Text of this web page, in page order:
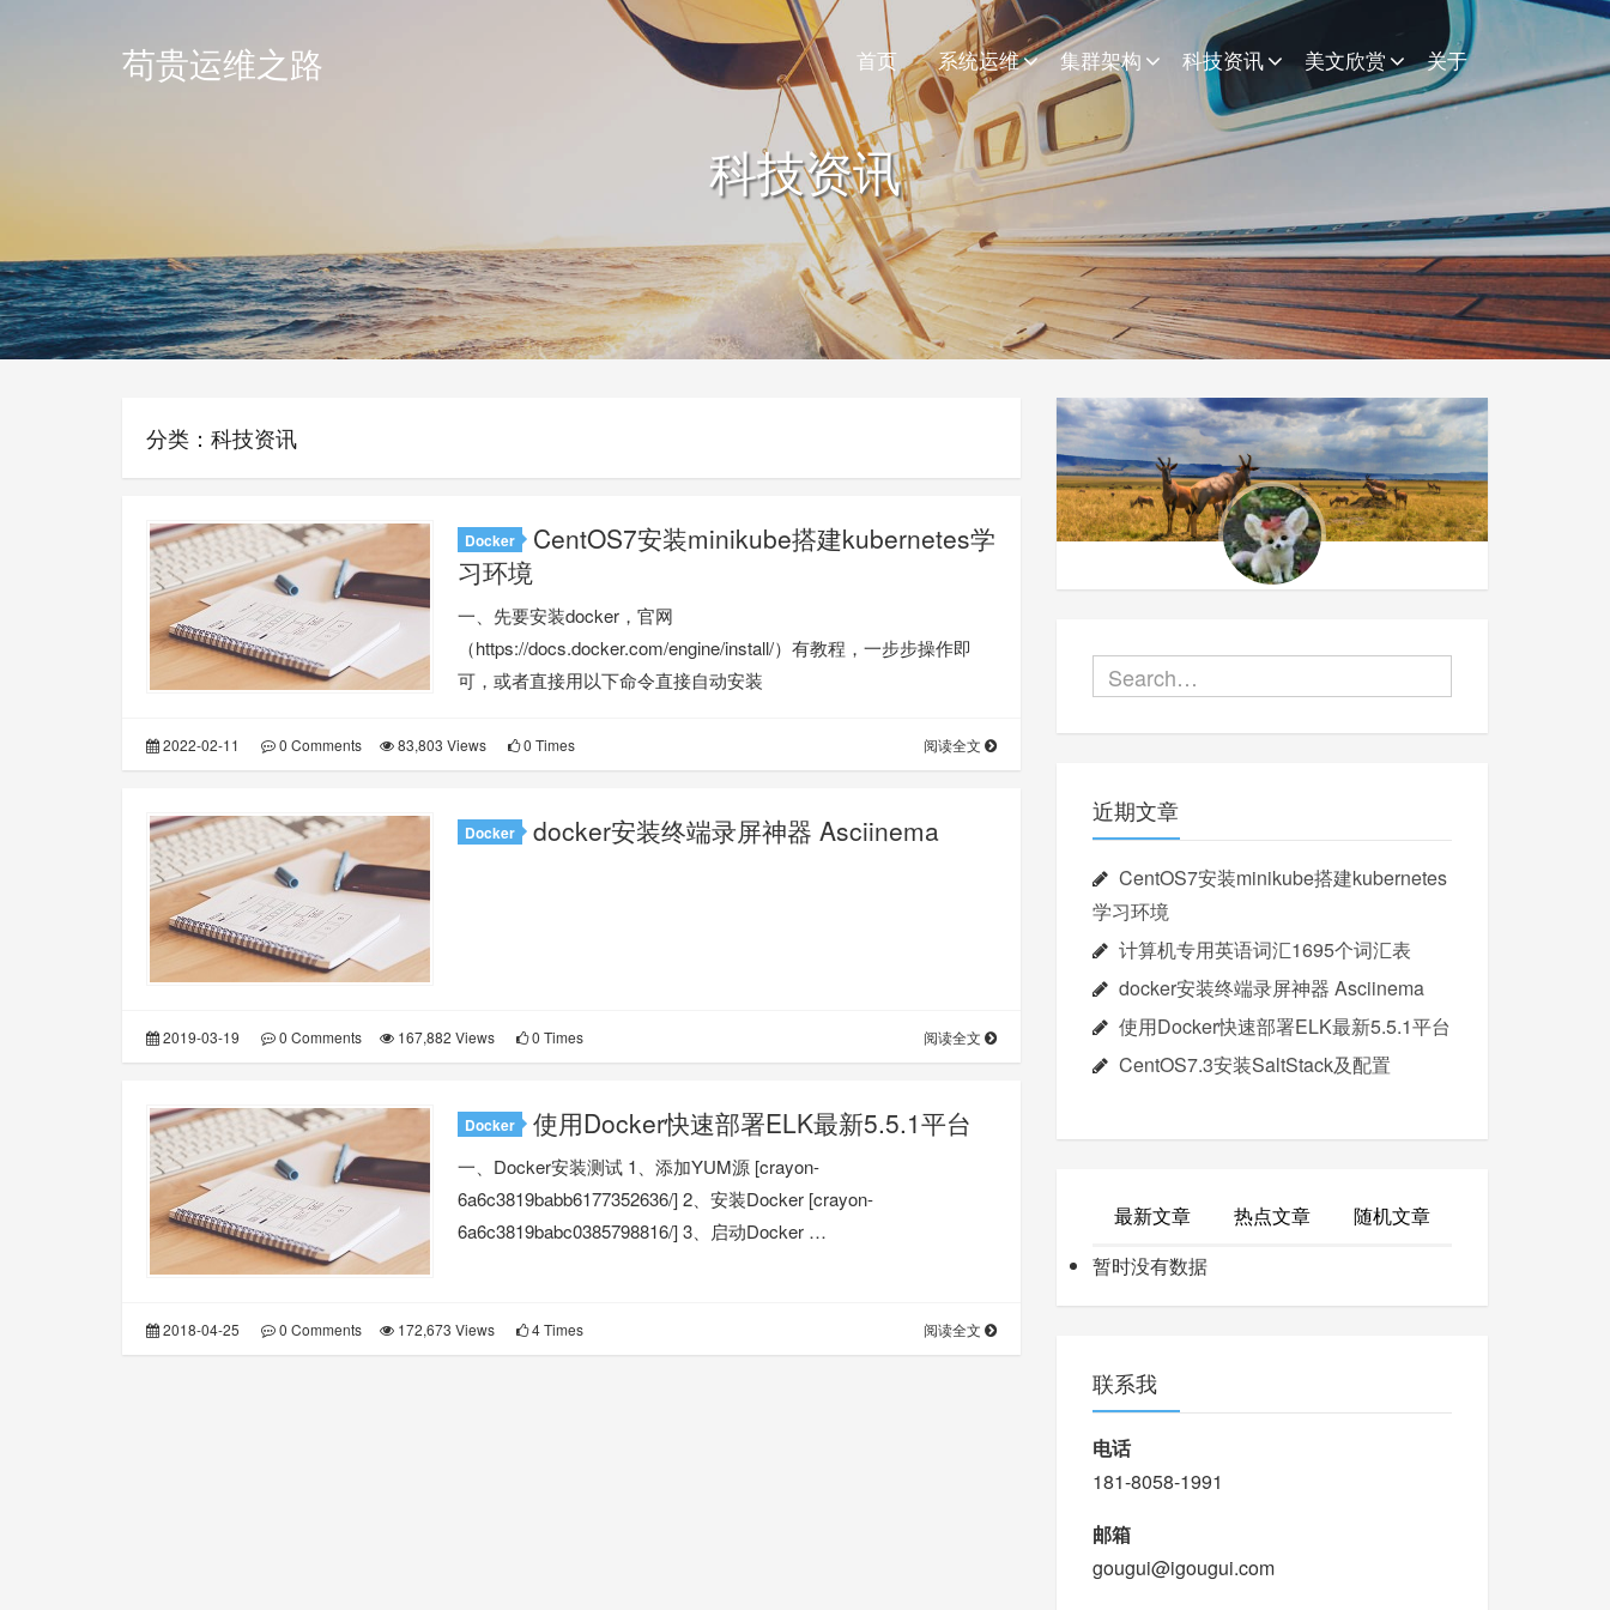
苟贵运维之路 首页 系统运维 集群架构 科技资讯 美文欣赏 关于
科技资讯
分类：科技资讯
Docker
CentOS7安装minikube搭建kubernetes学
习环境
一、先要安装docker，官网
（https://docs.docker.com/engine/install/）有教程，一步步操作即
可，或者直接用以下命令直接自动安装
2022-02-11 0 Comments 83,803 Views 0 Times 阅读全文
Docker docker安装终端录屏神器 Asciinema
2019-03-19 0 Comments 167,882 Views 0 Times 阅读全文
Docker 使用Docker快速部署ELK最新5.5.1平台
一、Docker安装测试 1、添加YUM源 [crayon-
6a6c3819babb6177352636/] 2、安装Docker [crayon-
6a6c3819babc0385798816/] 3、启动Docker …
2018-04-25 0 Comments 172,673 Views 4 Times 阅读全文
近期文章
CentOS7安装minikube搭建kubernetes
学习环境
计算机专用英语词汇1695个词汇表
docker安装终端录屏神器 Asciinema
使用Docker快速部署ELK最新5.5.1平台
CentOS7.3安装SaltStack及配置
最新文章 热点文章
随机文章
暂时没有数据
联系我
电话
181-8058-1991
邮箱
gougui@igougui.com